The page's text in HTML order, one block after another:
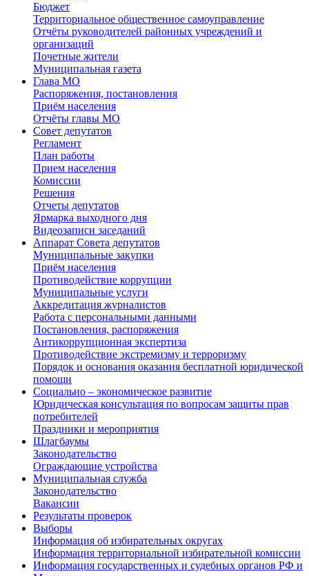
Бюджет
Территориальное общественное самоуправление
Отчёты руководителей районных учреждений и
организаций
Почетные жители
Муниципальная газета
Глава МО
Распоряжения, постановления
Приём населения
Отчёты главы МО
Совет депутатов
Регламент
План работы
Прием населения
Комиссии
Решения
Отчеты депутатов
Ярмарка выходного дня
Видеозаписи заседаний
Аппарат Совета депутатов
Муниципальные закупки
Приём населения
Противодействие коррупции
Муниципальные услуги
Аккредитация журналистов
Работа с персональными данными
Постановления, распоряжения
Антикоррупционная экспертиза
Противодействие экстремизму и терроризму
Порядок и основания оказания бесплатной юридической
помощи
Социально – экономическое развитие
Юридическая консультация по вопросам защиты прав
потребителей
Праздники и мероприятия
Шлагбаумы
Законодательство
Ограждающие устройства
Муниципальная служба
Законодательство
Вакансии
Результаты проверок
Выборы
Информация об избирательных округах
Информация территориальной избирательной комиссии
Информация государственных и судебных органов РФ и